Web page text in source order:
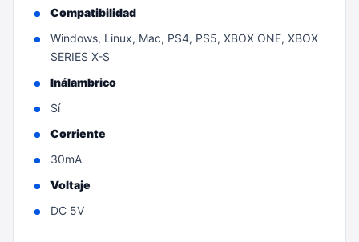
Compatibilidad
Windows, Linux, Mac, PS4, PS5, XBOX ONE, XBOX
SERIES X-S
Inálambrico
Sí
Corriente
30mA
Voltaje
DC 5V